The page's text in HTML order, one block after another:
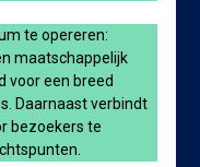
te opereren:
maatschappelijk
voor een breed
Daarnaast verbindt
bezoekers te